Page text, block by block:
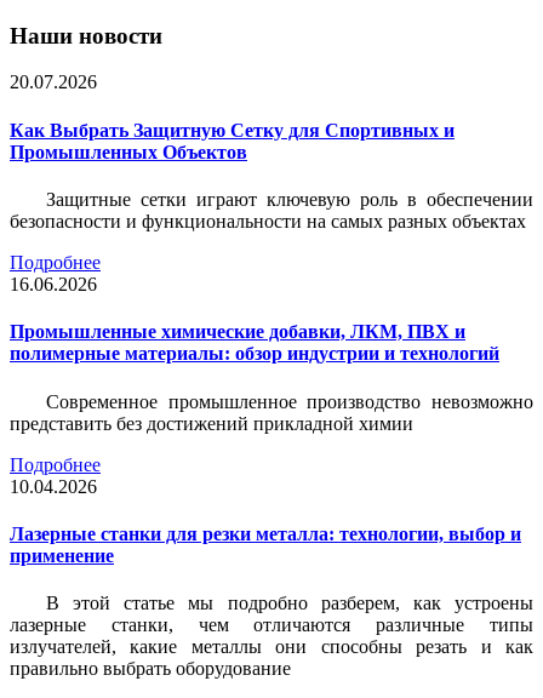
Наши новости
20.07.2026
Как Выбрать Защитную Сетку для Спортивных и
Промышленных Объектов
Защитные сетки играют ключевую роль в обеспечении
безопасности и функциональности на самых разных объектах
Подробнее
16.06.2026
Промышленные химические добавки, ЛКМ, ПВХ и
полимерные материалы: обзор индустрии и технологий
Современное промышленное производство невозможно
представить без достижений прикладной химии
Подробнее
10.04.2026
Лазерные станки для резки металла: технологии, выбор и
применение
В этой статье мы подробно разберем, как устроены
лазерные станки, чем отличаются различные типы
излучателей, какие металлы они способны резать и как
правильно выбрать оборудование